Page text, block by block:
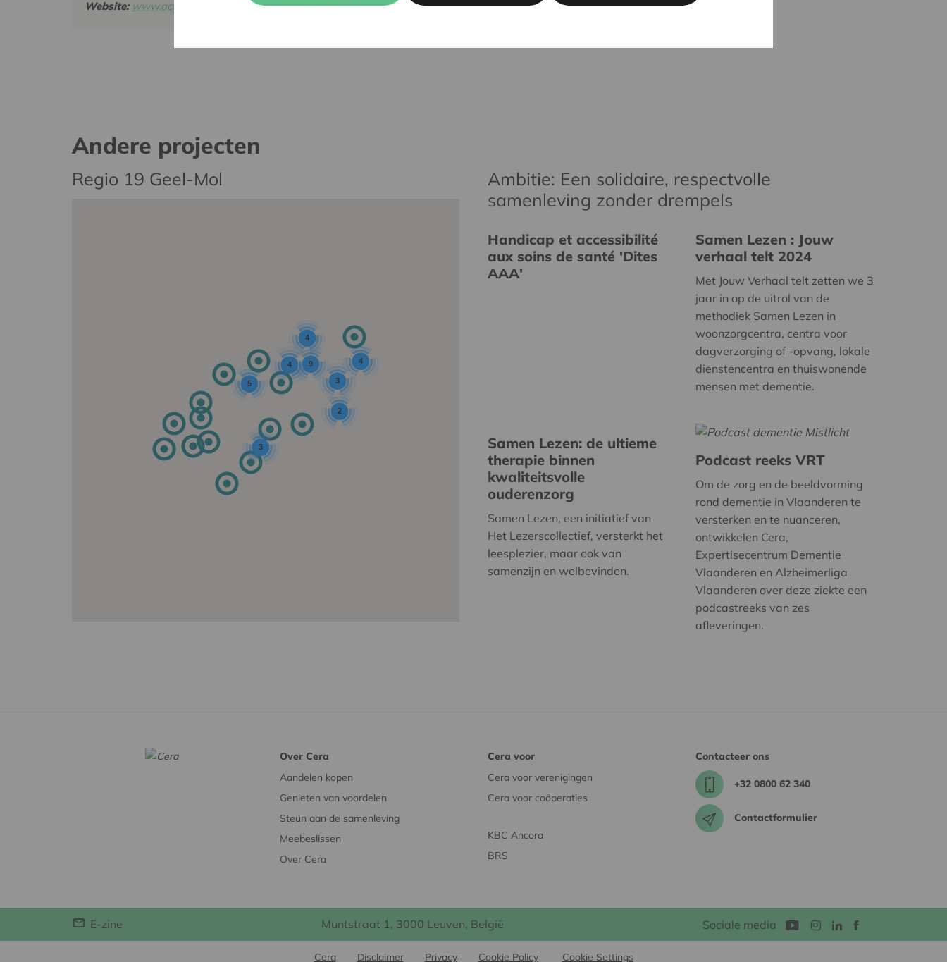
Website: www.actiemin.be
Andere projecten
Regio 19 Geel-Mol
9
5 3
3
4
2
4
4
Ambitie: Een solidaire, respectvolle
samenleving zonder drempels
Handicap et accessibilité
aux soins de santé 'Dites
AAA'
Samen Lezen : Jouw
verhaal telt 2024
Met Jouw Verhaal telt zetten we 3
jaar in op de uitrol van de
methodiek Samen Lezen in
woonzorgcentra, centra voor
dagverzorging of -opvang, lokale
dienstencentra en thuiswonende
mensen met dementie.
Samen Lezen: de ultieme
therapie binnen
kwaliteitsvolle
ouderenzorg
Samen Lezen, een initiatief van
Het Lezerscollectief, versterkt het
leesplezier, maar ook van
samenzijn en welbevinden.
Podcast reeks VRT
Om de zorg en de beeldvorming
rond dementie in Vlaanderen te
versterken en te nuanceren,
ontwikkelen Cera,
Expertisecentrum Dementie
Vlaanderen en Alzheimerliga
Vlaanderen over deze ziekte een
podcastreeks van zes
afleveringen.
Over Cera
Aandelen kopen
Genieten van voordelen
Steun aan de samenleving
Meebeslissen
Over Cera
Cera voor
Cera voor verenigingen
Cera voor coöperaties
KBC Ancora
BRS
Contacteer ons
+32 0800 62 340
Contactformulier
E-zine Muntstraat 1, 3000 Leuven, België Sociale media
Cera Disclaimer Privacy Cookie Policy Cookie Settings